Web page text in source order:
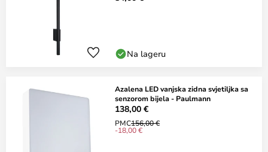
Na lageru
Azalena LED vanjska zidna svjetiljka sa
senzorom bijela - Paulmann
138,00 €
PMC156,00 €
-18,00 €